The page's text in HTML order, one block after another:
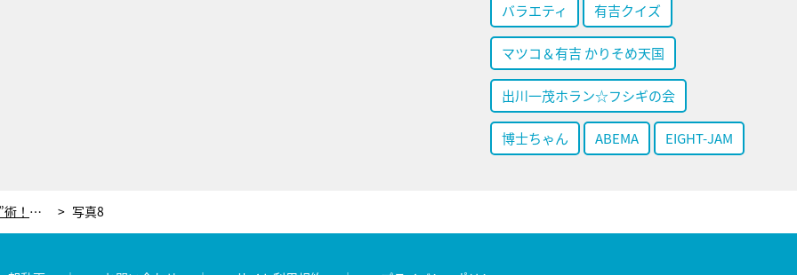
バラエティ 有吉クイズ
マツコ＆有吉 かりそめ天国
出川一茂ホラン☆フシギの会
博士ちゃん ABEMA EIGHT-JAM
ベストコスメでつくる“イマっぽメイク”術！ MC蛯原友里も「イメージが変わる」と絶賛 写真8